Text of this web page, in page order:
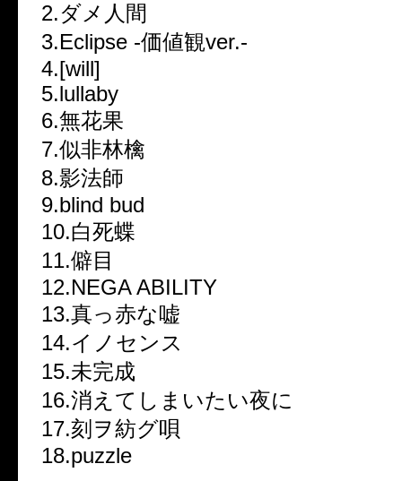
2.ダメ人間
3.Eclipse -価値観ver.-
4.[will]
5.lullaby
6.無花果
7.似非林檎
8.影法師
9.blind bud
10.白死蝶
11.僻目
12.NEGA ABILITY
13.真っ赤な嘘
14.イノセンス
15.未完成
16.消えてしまいたい夜に
17.刻ヲ紡グ唄
18.puzzle